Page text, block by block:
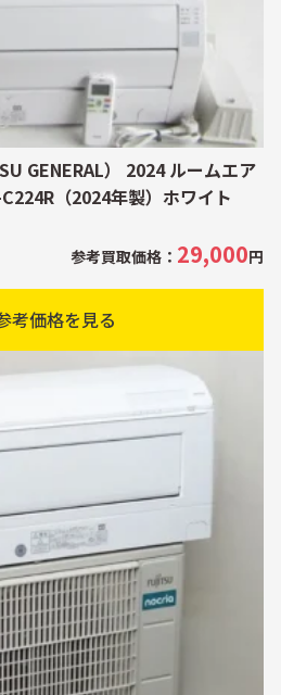
GENERAL） 2024 ルームエア
（2024年製）ホワイト
参考買取価格： 29,000円
考価格を見る